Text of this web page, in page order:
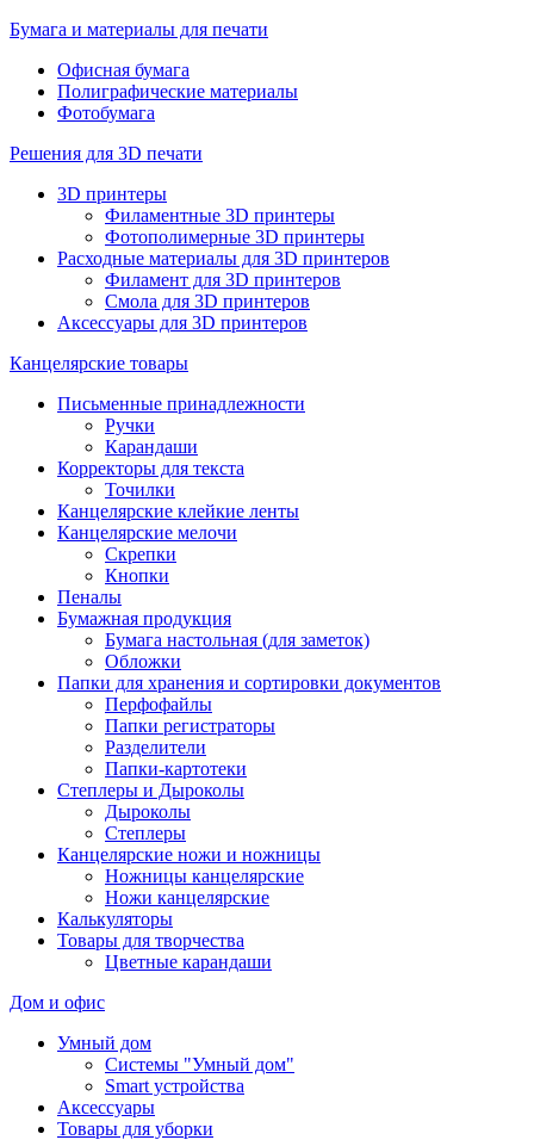
Бумага и материалы для печати
Офисная бумага
Полиграфические материалы
Фотобумага
Решения для 3D печати
3D принтеры
Филаментные 3D принтеры
Фотополимерные 3D принтеры
Расходные материалы для 3D принтеров
Филамент для 3D принтеров
Смола для 3D принтеров
Аксессуары для 3D принтеров
Канцелярские товары
Письменные принадлежности
Ручки
Карандаши
Корректоры для текста
Точилки
Канцелярские клейкие ленты
Канцелярские мелочи
Скрепки
Кнопки
Пеналы
Бумажная продукция
Бумага настольная (для заметок)
Обложки
Папки для хранения и сортировки документов
Перфофайлы
Папки регистраторы
Разделители
Папки-картотеки
Степлеры и Дыроколы
Дыроколы
Степлеры
Канцелярские ножи и ножницы
Ножницы канцелярские
Ножи канцелярские
Калькуляторы
Товары для творчества
Цветные карандаши
Дом и офис
Умный дом
Системы "Умный дом"
Smart устройства
Аксессуары
Товары для уборки